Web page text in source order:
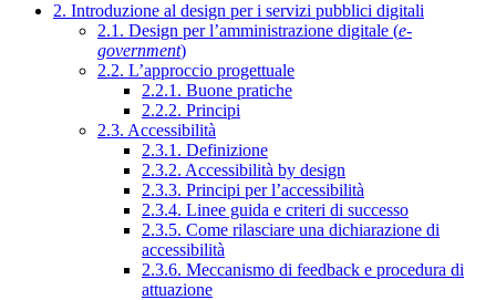
2. Introduzione al design per i servizi pubblici digitali
2.1. Design per l’amministrazione digitale (e-
government)
2.2. L’approccio progettuale
2.2.1. Buone pratiche
2.2.2. Principi
2.3. Accessibilità
2.3.1. Definizione
2.3.2. Accessibilità by design
2.3.3. Principi per l’accessibilità
2.3.4. Linee guida e criteri di successo
2.3.5. Come rilasciare una dichiarazione di
accessibilità
2.3.6. Meccanismo di feedback e procedura di
attuazione